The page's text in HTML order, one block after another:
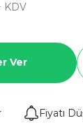
KDV
Ver
Fiyatı